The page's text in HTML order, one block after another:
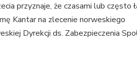
przyznaje, że czasami lub często
Kantar na zlecenie norweskiego
Dyrekcji ds. Zabezpieczenia